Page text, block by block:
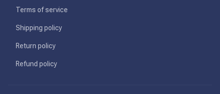
Terms of service
Shipping policy
Return policy
Refund policy